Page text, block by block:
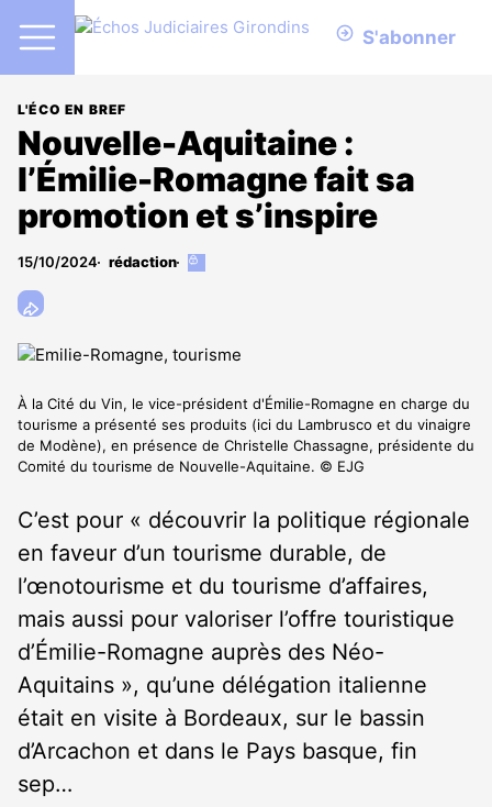
S'abonner
L'ÉCO EN BREF
Nouvelle-Aquitaine :
l’Émilie-Romagne fait sa
promotion et s’inspire
15/10/2024 rédaction
Cet
aux
abonnés
À la Cité du Vin, le vice-président d'Émilie-Romagne en charge du
tourisme a présenté ses produits (ici du Lambrusco et du vinaigre
de Modène), en présence de Christelle Chassagne, présidente du
Comité du tourisme de Nouvelle-Aquitaine. © EJG
C’est pour « découvrir la politique régionale
en faveur d’un tourisme durable, de
l’œnotourisme et du tourisme d’affaires,
mais aussi pour valoriser l’offre touristique
d’Émilie-Romagne auprès des Néo-
Aquitains », qu’une délégation italienne
était en visite à Bordeaux, sur le bassin
d’Arcachon et dans le Pays basque, fin
sep…